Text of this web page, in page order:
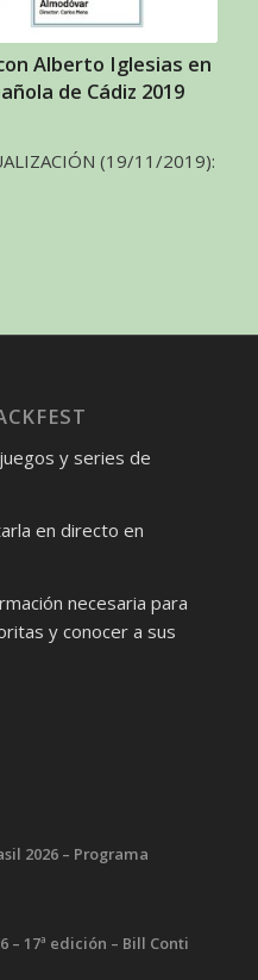
Alberto Iglesias en
de Cádiz 2019
(19/11/2019):
y series de
en directo en
necesaria para
y conocer a sus
2026 – Programa
– 17ª edición – Bill Conti